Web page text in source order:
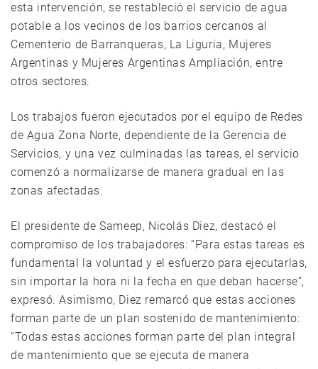
esta intervención, se restableció el servicio de agua
potable a los vecinos de los barrios cercanos al
Cementerio de Barranqueras, La Liguria, Mujeres
Argentinas y Mujeres Argentinas Ampliación, entre
otros sectores.
Los trabajos fueron ejecutados por el equipo de Redes
de Agua Zona Norte, dependiente de la Gerencia de
Servicios, y una vez culminadas las tareas, el servicio
comenzó a normalizarse de manera gradual en las
zonas afectadas.
El presidente de Sameep, Nicolás Diez, destacó el
compromiso de los trabajadores: “Para estas tareas es
fundamental la voluntad y el esfuerzo para ejecutarlas,
sin importar la hora ni la fecha en que deban hacerse”,
expresó. Asimismo, Diez remarcó que estas acciones
forman parte de un plan sostenido de mantenimiento:
“Todas estas acciones forman parte del plan integral
de mantenimiento que se ejecuta de manera